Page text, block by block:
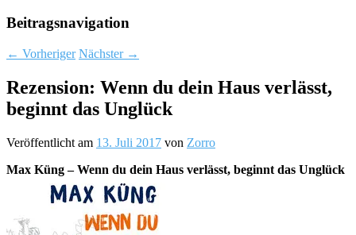
Beitragsnavigation
← Vorheriger Nächster →
Rezension: Wenn du dein Haus verlässt,
beginnt das Unglück
Veröffentlicht am 13. Juli 2017 von Zorro
Max Küng – Wenn du dein Haus verlässt, beginnt das Unglück